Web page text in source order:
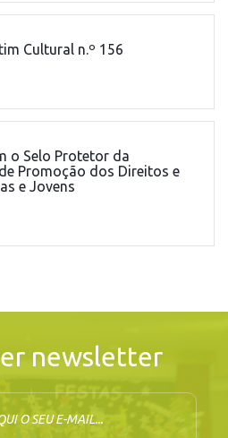
Cultural n.º 156
o Selo Protetor da
Promoção dos Direitos e
e Jovens
newsletter